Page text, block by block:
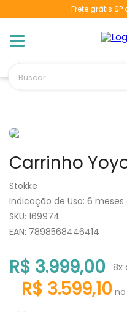
Frete grátis
Carrinho
Stokke
Indicação de Uso: 6 meses
: 169974
EAN: 7898568446414
R$ 3.999,00 8x
R$ 3.599,10
TERMOS MAIS BUSCADOS
º
toalha banho
6º
7º
fralda
8º
poltrona
9º
cobertor manta